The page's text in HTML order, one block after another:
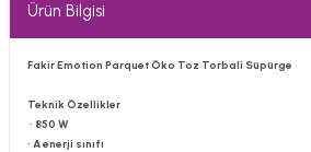
Ürün Bilgisi
Fakir Emotion Parquet Öko Toz Torbali Süpürge
Teknik Özellikler
• 850 W
• A enerji sınıfı